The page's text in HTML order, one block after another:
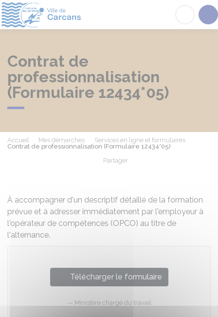
Contrat de
professionnalisation
(Formulaire 12434*05)
Accueil Mes démarches
Services en ligne et formulaires
Contrat de professionnalisation (Formulaire 12434*05)
Partager
À accompagner d'un descriptif détaillé de la formation
prévue et à adresser immédiatement par l'employeur à
l'opérateur de compétences (OPCO) au titre de
l'alternance.
Télécharger le formulaire
Ministère chargé du travail